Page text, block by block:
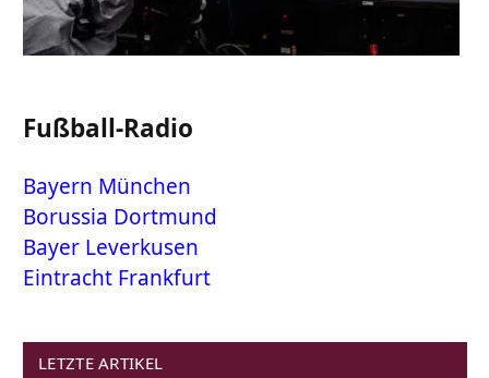
Fußball-Radio
Bayern München
Borussia Dortmund
Bayer Leverkusen
Eintracht Frankfurt
LETZTE ARTIKEL